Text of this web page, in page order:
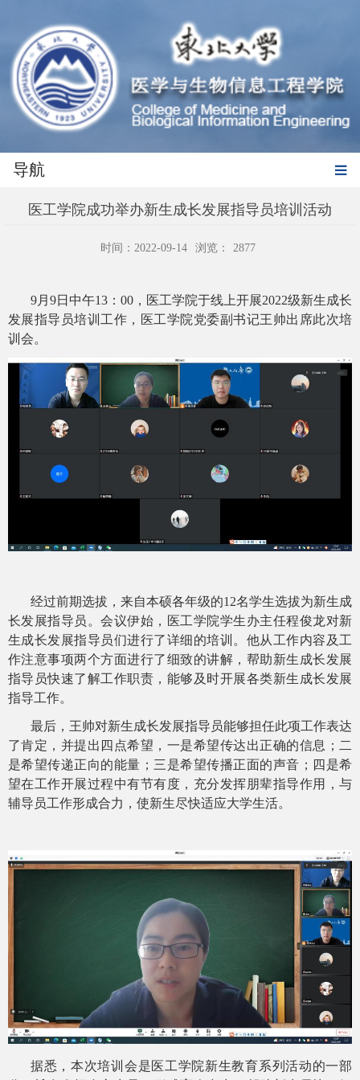
导航
医工学院成功举办新生成长发展指导员培训活动
时间：2022-09-14 浏览： 2877
9月 9日中午13 ： 00 ，医工学院于线上开展2022级新生成长
发展指导员培训工作，医工学院党委副书记王帅出席此次培
训会。
经过前期选拔，来自本硕各年级的12名学生选拔为新生成
长发展指导员。会议伊始，医工学院学生办主任程俊龙对新
生成长发展指导员们进行了详细的培训。他从工作内容及工
作注意事项两个方面进行了细致的讲解，帮助新生成长发展
指导员快速了解工作职责，能够及时开展各类新生成长发展
指导工作。
最后，王帅对新生成长发展指导员能够担任此项工作表达
了肯定，并提出四点希望，一是希望传达出正确的信息；二
是希望传递正向的能量；三是希望传播正面的声音；四是希
望在工作开展过程中有节有度，充分发挥朋辈指导作用，与
辅导员工作形成合力，使新生尽快适应大学生活。
据悉，本次培训会是医工学院新生教育系列活动的一部